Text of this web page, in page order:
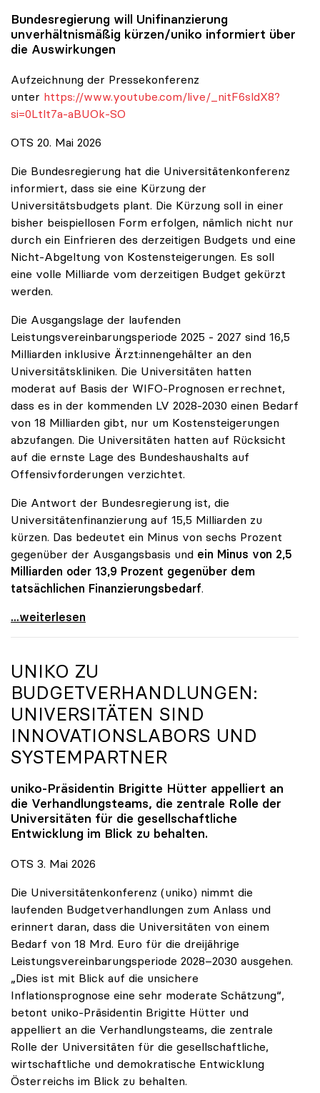
Bundesregierung will Unifinanzierung
unverhältnismäßig kürzen/uniko informiert über
die Auswirkungen
Aufzeichnung der Pressekonferenz
unter https://www.youtube.com/live/_nitF6sldX8?
si=0Ltlt7a-aBUOk-SO
OTS 20. Mai 2026
Die Bundesregierung hat die Universitätenkonferenz
informiert, dass sie eine Kürzung der
Universitätsbudgets plant. Die Kürzung soll in einer
bisher beispiellosen Form erfolgen, nämlich nicht nur
durch ein Einfrieren des derzeitigen Budgets und eine
Nicht-Abgeltung von Kostensteigerungen. Es soll
eine volle Milliarde vom derzeitigen Budget gekürzt
werden.
Die Ausgangslage der laufenden
Leistungsvereinbarungsperiode 2025 - 2027 sind 16,5
Milliarden inklusive Ärzt:innengehälter an den
Universitätskliniken. Die Universitäten hatten
moderat auf Basis der WIFO-Prognosen errechnet,
dass es in der kommenden LV 2028-2030 einen Bedarf
von 18 Milliarden gibt, nur um Kostensteigerungen
abzufangen. Die Universitäten hatten auf Rücksicht
auf die ernste Lage des Bundeshaushalts auf
Offensivforderungen verzichtet.
Die Antwort der Bundesregierung ist, die
Universitätenfinanzierung auf 15,5 Milliarden zu
kürzen. Das bedeutet ein Minus von sechs Prozent
gegenüber der Ausgangsbasis und ein Minus von 2,5
Milliarden oder 13,9 Prozent gegenüber dem
tatsächlichen Finanzierungsbedarf.
\"Österreich ist für die heimischen Universitäten
...weiterlesen
UNIKO ZU
BUDGETVERHANDLUNGEN:
UNIVERSITÄTEN SIND
INNOVATIONSLABORS UND
SYSTEMPARTNER
uniko-Präsidentin Brigitte Hütter appelliert an
die Verhandlungsteams, die zentrale Rolle der
Universitäten für die gesellschaftliche
Entwicklung im Blick zu behalten.
OTS 3. Mai 2026
Die Universitätenkonferenz (uniko) nimmt die
laufenden Budgetverhandlungen zum Anlass und
erinnert daran, dass die Universitäten von einem
Bedarf von 18 Mrd. Euro für die dreijährige
Leistungsvereinbarungsperiode 2028–2030 ausgehen.
„Dies ist mit Blick auf die unsichere
Inflationsprognose eine sehr moderate Schätzung“,
betont uniko-Präsidentin Brigitte Hütter und
appelliert an die Verhandlungsteams, die zentrale
Rolle der Universitäten für die gesellschaftliche,
wirtschaftliche und demokratische Entwicklung
Österreichs im Blick zu behalten.